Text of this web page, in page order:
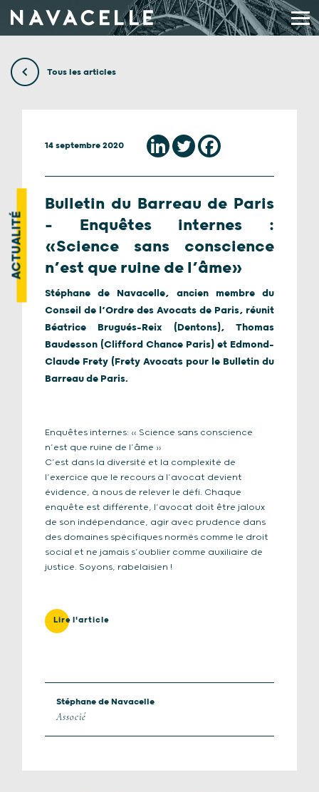
Tous les articles
ACTUALITÉ
14 septembre 2020
Bulletin du Barreau de Paris
– Enquêtes internes :
«Science sans conscience
n’est que ruine de l’âme»
Stéphane de Navacelle, ancien membre du
Conseil de l’Ordre des Avocats de Paris, réunit
Béatrice Brugués-Reix (Dentons), Thomas
Baudesson (Clifford Chance Paris) et Edmond-
Claude Frety (Frety Avocats pour le Bulletin du
Barreau de Paris.
Enquêtes internes: « Science sans conscience
n’est que ruine de l’âme »
C’est dans la diversité et la complexité de
l’exercice que le recours à l’avocat devient
évidence, à nous de relever le défi. Chaque
enquête est différente, l’avocat doit être jaloux
de son indépendance, agir avec prudence dans
des domaines spécifiques normés comme le droit
social et ne jamais s’oublier comme auxiliaire de
justice. Soyons, rabelaisien !
Lire l'article
Stéphane de Navacelle
Associé